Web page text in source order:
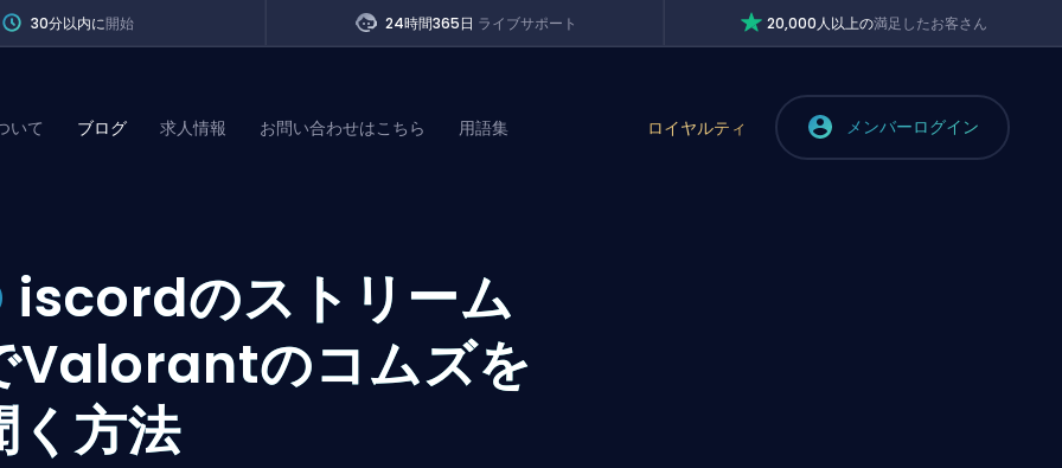
30分以内に開始 24時間365日 ライブサポート 20,000人以上の満足したお客さん
いて ブログ 求人情報 お問い合わせはこちら 用語集 ロイヤルティ メンバーログイン
iscordのストリーム
Valorantのコムズを
く方法